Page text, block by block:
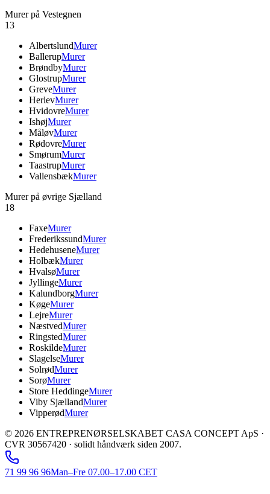
Murer på Vestegnen
13
AlbertslundMurer
BallerupMurer
BrøndbyMurer
GlostrupMurer
GreveMurer
HerlevMurer
HvidovreMurer
IshøjMurer
MåløvMurer
RødovreMurer
SmørumMurer
TaastrupMurer
VallensbækMurer
Murer på øvrige Sjælland
18
FaxeMurer
FrederikssundMurer
HedehuseneMurer
HolbækMurer
HvalsøMurer
JyllingeMurer
KalundborgMurer
KøgeMurer
LejreMurer
NæstvedMurer
RingstedMurer
RoskildeMurer
SlagelseMurer
SolrødMurer
SorøMurer
Store HeddingeMurer
Viby SjællandMurer
VipperødMurer
© 2026 ENTREPRENØRSELSKABET CASA CONCEPT ApS ·
CVR 30567420 · solidt håndværk siden 2007.
71 99 96 96Man–Fre 07.00–17.00 CET